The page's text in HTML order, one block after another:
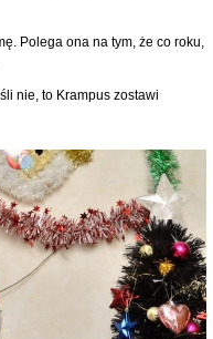
Polega ona na tym, że co roku,
nie, to Krampus zostawi